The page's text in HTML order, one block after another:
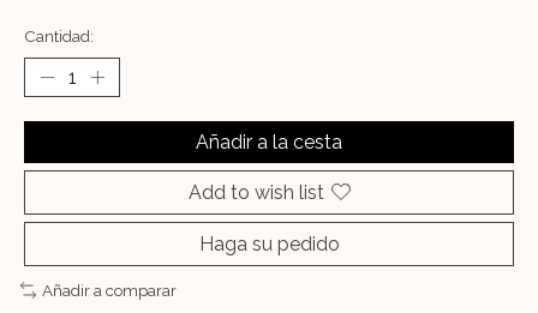
Cantidad:
Añadir a la cesta
Add to wish list
Haga su pedido
Añadir a comparar